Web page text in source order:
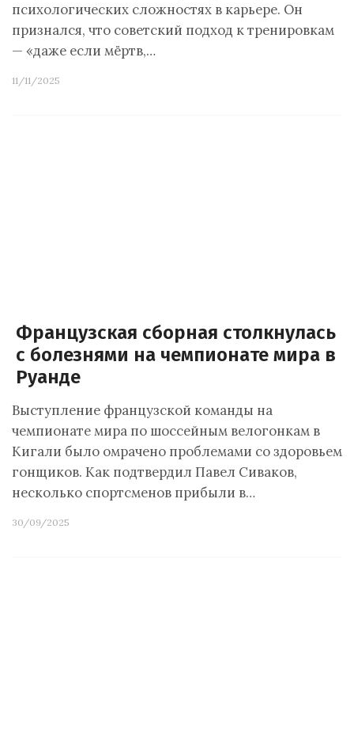
психологических сложностях в карьере. Он
признался, что советский подход к тренировкам
— «даже если мёртв,…
11/11/2025
Французская сборная столкнулась
с болезнями на чемпионате мира в
Руанде
Выступление французской команды на
чемпионате мира по шоссейным велогонкам в
Кигали было омрачено проблемами со здоровьем
гонщиков. Как подтвердил Павел Сиваков,
несколько спортсменов прибыли в…
30/09/2025